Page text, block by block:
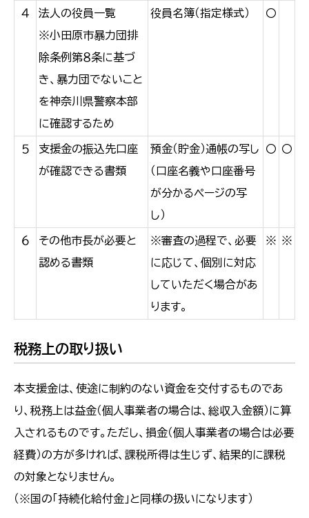
４
法人の役員一覧
※小田原市暴力団排
除条例第８条に基づ
き、暴力団でないこと
を神奈川県警察本部
に確認するため
役員名簿（指定様式） 〇
５
支援金の振込先口座
が確認できる書類
預金（貯金）通帳の写し
（口座名義や口座番号
が分かるページの写
し）
〇 〇
６
その他市長が必要と
認める書類
※審査の過程で、必要
に応じて、個別に対応
していただく場合があ
ります。
※ ※
税務上の取り扱い
本支援金は、使途に制約のない資金を交付するものであ
り、税務上は益金（個人事業者の場合は、総収入金額）に算
入されるものです。ただし、損金（個人事業者の場合は必要
経費）の方が多ければ、課税所得は生じず、結果的に課税
の対象となりません。
（※国の「持続化給付金」と同様の扱いになります）